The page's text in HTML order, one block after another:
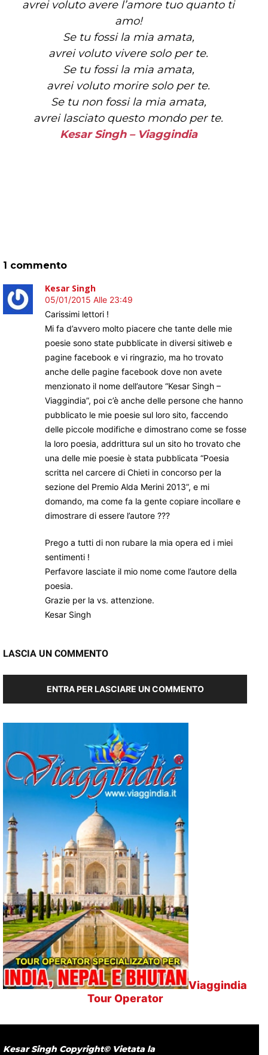
avrei voluto avere l’amore tuo quanto ti
amo!
Se tu fossi la mia amata,
avrei voluto vivere solo per te.
Se tu fossi la mia amata,
avrei voluto morire solo per te.
Se tu non fossi la mia amata,
avrei lasciato questo mondo per te.
Kesar Singh – Viaggindia
1 commento
Kesar Singh
05/01/2015 Alle 23:49
Carissimi lettori !
Mi fa d’avvero molto piacere che tante delle mie
poesie sono state pubblicate in diversi sitiweb e
pagine facebook e vi ringrazio, ma ho trovato
anche delle pagine facebook dove non avete
menzionato il nome dell’autore “Kesar Singh –
Viaggindia”, poi c’è anche delle persone che hanno
pubblicato le mie poesie sul loro sito, faccendo
delle piccole modifiche e dimostrano come se fosse
la loro poesia, addrittura sul un sito ho trovato che
una delle mie poesie è stata pubblicata “Poesia
scritta nel carcere di Chieti in concorso per la
sezione del Premio Alda Merini 2013”, e mi
domando, ma come fa la gente copiare incollare e
dimostrare di essere l’autore ???
Prego a tutti di non rubare la mia opera ed i miei
sentimenti !
Perfavore lasciate il mio nome come l’autore della
poesia.
Grazie per la vs. attenzione.
Kesar Singh
LASCIA UN COMMENTO
ENTRA PER LASCIARE UN COMMENTO
Viaggindia
Tour Operator
Kesar Singh Copyright© Vietata la